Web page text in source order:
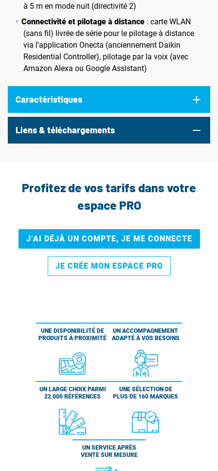
à 5 m en mode nuit (directivité 2)
Connectivité et pilotage à distance : carte WLAN
(sans fil) livrée de série pour le pilotage à distance
via l’application Onecta (anciennement Daikin
Residential Controller), pilotage par la voix (avec
Amazon Alexa ou Google Assistant)
Caractéristiques
Liens & téléchargements
Profitez de vos tarifs dans votre
espace PRO
J’AI DÉJÀ UN COMPTE, JE ME CONNECTE
JE CRÉE MON ESPACE PRO
UNE DISPONIBILITÉ DE
PRODUITS À PROXIMITÉ
UN ACCOMPAGNEMENT
ADAPTÉ À VOS BESOINS
UN LARGE CHOIX PARMI
22 000 RÉFÉRENCES
UNE SÉLECTION DE
PLUS DE 160 MARQUES
UN SERVICE APRÈS
VENTE SUR MESURE